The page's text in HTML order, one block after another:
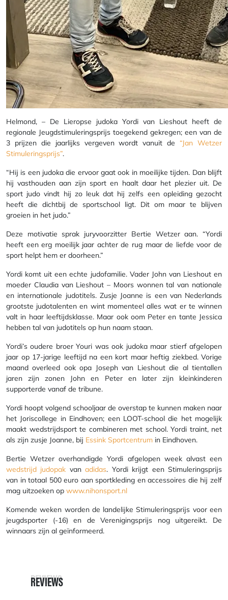
Helmond, – De Lieropse judoka Yordi van Lieshout heeft de
regionale Jeugdstimuleringsprijs toegekend gekregen; een van de
3 prijzen die jaarlijks vergeven wordt vanuit de“Jan Wetzer
Stimuleringsprijs”.
“Hij is een judoka die ervoor gaat ook in moeilijke tijden. Dan blijft
hij vasthouden aan zijn sport en haalt daar het plezier uit. De
sport judo vindt hij zo leuk dat hij zelfs een opleiding gezocht
heeft die dichtbij de sportschool ligt. Dit om maar te blijven
groeien in het judo.”
Deze motivatie sprak juryvoorzitter Bertie Wetzer aan. “Yordi
heeft een erg moeilijk jaar achter de rug maar de liefde voor de
sport helpt hem er doorheen.”
Yordi komt uit een echte judofamilie. Vader John van Lieshout en
moeder Claudia van Lieshout – Moors wonnen tal van nationale
en internationale judotitels. Zusje Joanne is een van Nederlands
grootste judotalenten en wint momenteel alles wat er te winnen
valt in haar leeftijdsklasse. Maar ook oom Peter en tante Jessica
hebben tal van judotitels op hun naam staan.
Yordi’s oudere broer Youri was ook judoka maar stierf afgelopen
jaar op 17-jarige leeftijd na een kort maar heftig ziekbed. Vorige
maand overleed ook opa Joseph van Lieshout die al tientallen
jaren zijn zonen John en Peter en later zijn kleinkinderen
supporterde vanaf de tribune.
Yordi hoopt volgend schooljaar de overstap te kunnen maken naar
het Joriscollege in Eindhoven; een LOOT-school die het mogelijk
maakt wedstrijdsport te combineren met school. Yordi traint, net
als zijn zusje Joanne, bij Essink Sportcentrum in Eindhoven.
Bertie Wetzer overhandigde Yordi afgelopen week alvast een
wedstrijd judopak vanadidas. Yordi krijgt een Stimuleringsprijs
van in totaal 500 euro aan sportkleding en accessoires die hij zelf
mag uitzoeken op www.nihonsport.nl
Komende weken worden de landelijke Stimuleringsprijs voor een
jeugdsporter (-16) en de Verenigingsprijs nog uitgereikt. De
winnaars zijn al geïnformeerd.
REVIEWS
REVIEWS